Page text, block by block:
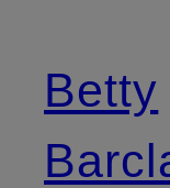
Betty